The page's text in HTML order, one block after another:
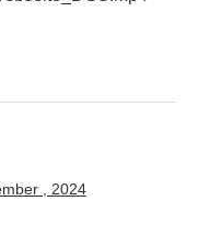
, 2024